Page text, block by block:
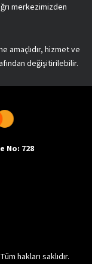
merkezimizden
amaçlıdır, hizmet ve
değişitirilebilir.
No: 728
hakları saklıdır.